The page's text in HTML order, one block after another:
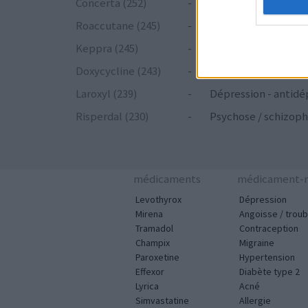
Roaccutane (245)
-
Keppra (245)
-
Doxycycline (243)
-
Laroxyl (239)
-
Dépression -
Risperdal (230)
- Psychose /
médicaments
Levothyrox
Mirena
Tramadol
Champix
Paroxetine
Effexor
Lyrica
Simvastatine
médicament-
Dépression
Angoisse /
Contraception
Migraine
Hypertension
Diabète type 2
Acné
Allergie